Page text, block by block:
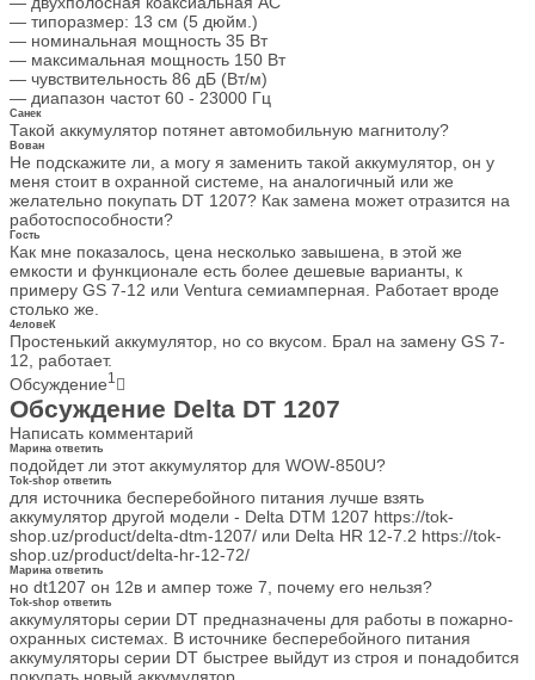
— типоразмер: 13 см (5 дюйм.)
— номинальная мощность 35 Вт
— максимальная мощность 150 Вт
— чувствительность 86 дБ (Вт/м)
— диапазон частот 60 - 23000 Гц
Санек
Такой аккумулятор потянет автомобильную магнитолу?
Вован
Не подскажите ли, а могу я заменить такой аккумулятор, он у
меня стоит в охранной системе, на аналогичный или же
желательно покупать DT 1207? Как замена может отразится на
работоспособности?
Гость
Как мне показалось, цена несколько завышена, в этой же
емкости и функционале есть более дешевые варианты, к
примеру GS 7-12 или Ventura семиамперная. Работает вроде
столько же.
4еловеК
Простенький аккумулятор, но со вкусом. Брал на замену GS 7-
12, работает.
Обсуждение1
Обсуждение Delta DT 1207
Написать комментарий
Марина ответить
подойдет ли этот аккумулятор для WOW-850U?
Tok-shop ответить
для источника бесперебойного питания лучше взять
аккумулятор другой модели - Delta DTM 1207 https://tok-
shop.uz/product/delta-dtm-1207/ или Delta HR 12-7.2 https://tok-
shop.uz/product/delta-hr-12-72/
Марина ответить
но dt1207 он 12в и ампер тоже 7, почему его нельзя?
Tok-shop ответить
аккумуляторы серии DT предназначены для работы в пожарно-
охранных системах. В источнике бесперебойного питания
аккумуляторы серии DT быстрее выйдут из строя и понадобится